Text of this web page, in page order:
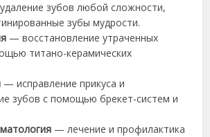
зубов любой сложности,
зубы мудрости.
— восстановление утраченных
титано-керамических
— исправление прикуса и
зубов с помощью брекет-систем и
— лечение и профилактика